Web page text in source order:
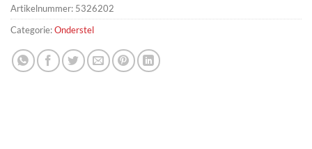
Artikelnummer: 5326202
Categorie:Onderstel